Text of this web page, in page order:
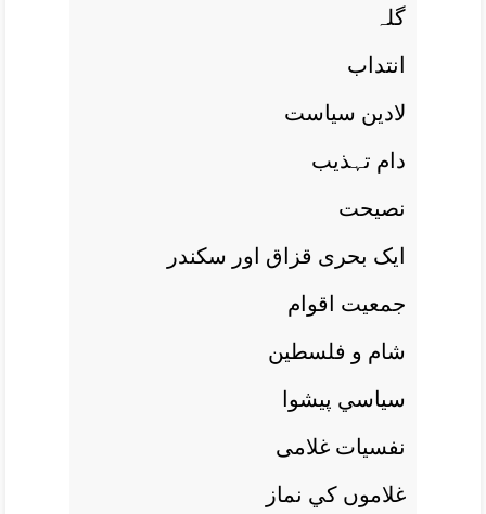
گلہ
انتداب
لادين سياست
دام تہذيب
نصيحت
ايک بحری قزاق اور سکندر
جمعيت اقوام
شام و فلسطين
سياسي پيشوا
نفسيات غلامی
غلاموں کي نماز